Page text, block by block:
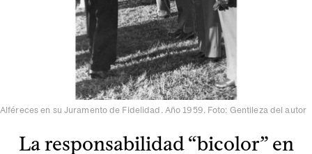
Alféreces en su Juramento de Fidelidad. Año 1959. Foto: Gentileza del autor
La responsabilidad “bicolor” en